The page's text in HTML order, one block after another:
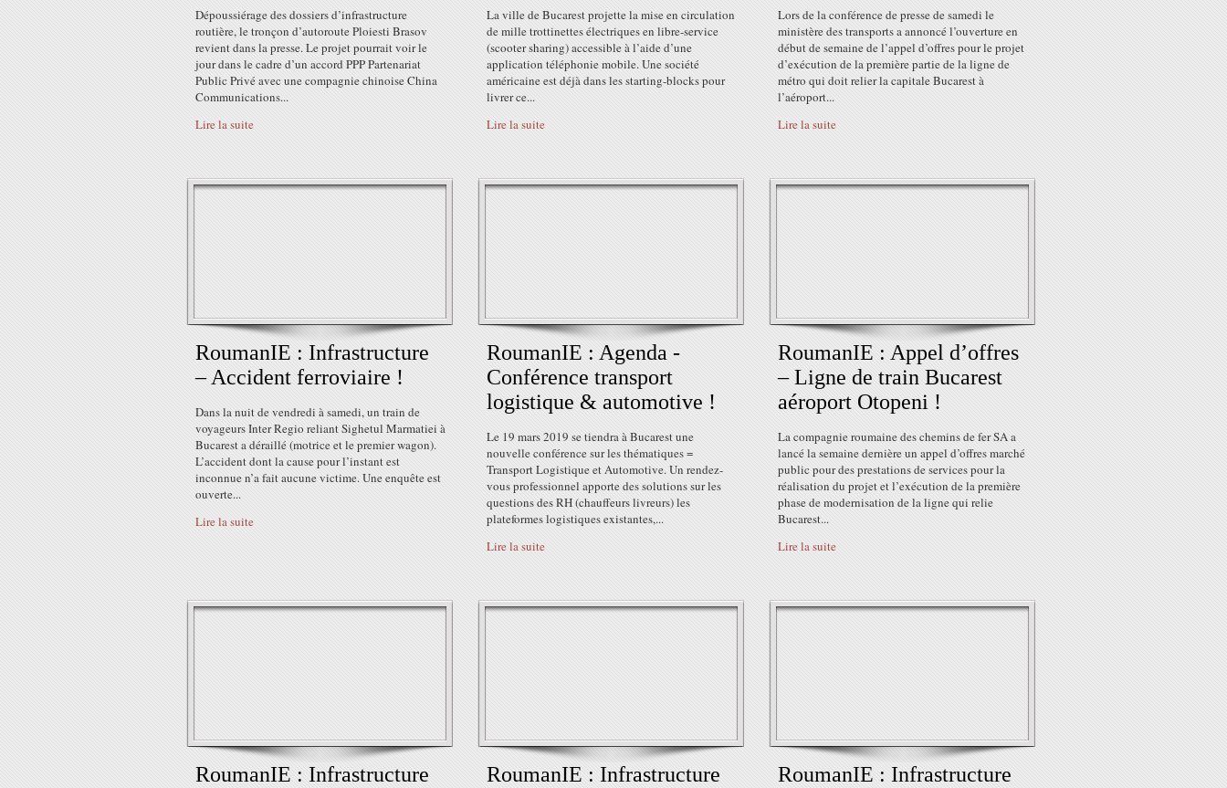
Dépoussiérage des dossiers d’infrastructure
routière, le tronçon d’autoroute Ploiesti Brasov
revient dans la presse. Le projet pourrait voir le
jour dans le cadre d’un accord PPP Partenariat
Public Privé avec une compagnie chinoise China
Communications...
Lire la suite
La ville de Bucarest projette la mise en circulation
de mille trottinettes électriques en libre-service
(scooter sharing) accessible à l’aide d’une
application téléphonie mobile. Une société
américaine est déjà dans les starting-blocks pour
livrer ce...
Lire la suite
Lors de la conférence de presse de samedi le
ministère des transports a annoncé l’ouverture en
début de semaine de l’appel d’offres pour le projet
d’exécution de la première partie de la ligne de
métro qui doit relier la capitale Bucarest à
l’aéroport...
Lire la suite
RoumanIE : Infrastructure
– Accident ferroviaire !
Dans la nuit de vendredi à samedi, un train de
voyageurs Inter Regio reliant Sighetul Marmatiei à
Bucarest a déraillé (motrice et le premier wagon).
L’accident dont la cause pour l’instant est
inconnue n’a fait aucune victime. Une enquête est
ouverte...
Lire la suite
RoumanIE : Agenda -
Conférence transport
logistique & automotive !
Le 19 mars 2019 se tiendra à Bucarest une
nouvelle conférence sur les thématiques =
Transport Logistique et Automotive. Un rendez-
vous professionnel apporte des solutions sur les
questions des RH (chauffeurs livreurs) les
plateformes logistiques existantes,...
Lire la suite
RoumanIE : Appel d’offres
– Ligne de train Bucarest
aéroport Otopeni !
La compagnie roumaine des chemins de fer SA a
lancé la semaine dernière un appel d’offres marché
public pour des prestations de services pour la
réalisation du projet et l’exécution de la première
phase de modernisation de la ligne qui relie
Bucarest...
Lire la suite
RoumanIE : Infrastructure
RoumanIE : Infrastructure
RoumanIE : Infrastructure